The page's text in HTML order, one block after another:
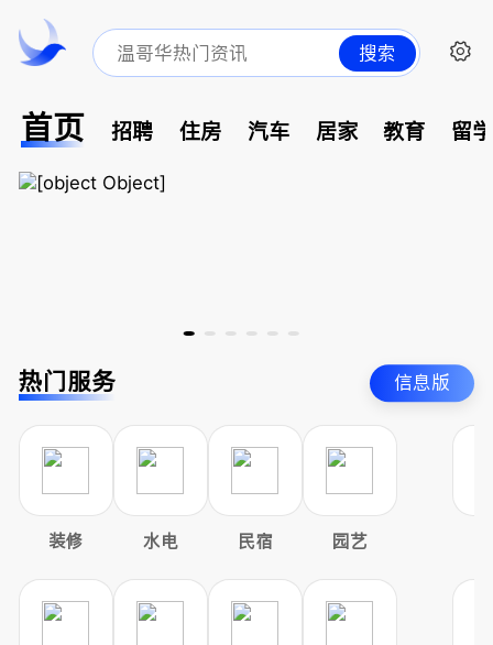
搜索
首页 招聘 住房 汽车 居家 教育 留
热门服务 信息版
装修 水电 民宿 园艺